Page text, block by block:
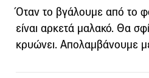
Όταν το βγάλουμε από το
είναι αρκετά μαλακό. Θα
κρυώνει. Απολαμβάνουμε